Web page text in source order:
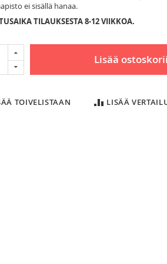
ei sisällä hanaa.
TILAUKSESTA 8-12 VIIKKOA.
Lisää
TOIVELISTAAN LISÄÄ